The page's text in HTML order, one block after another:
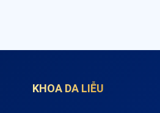
KHOA DA LIỄU